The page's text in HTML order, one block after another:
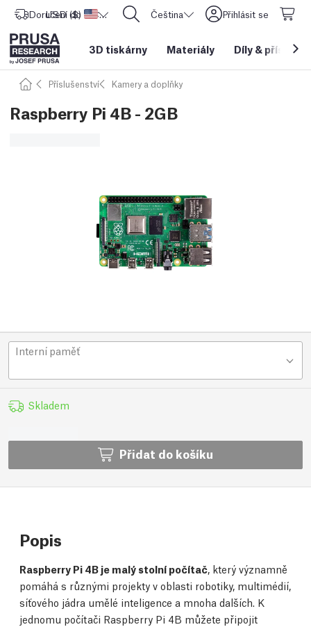
Doručení do Spojené státy americké
USD ($) CORE One L: Nyní skladem! Čeština Přihlásit se
3D tiskárny Materiály Díly &
Příslušenství Kamery a doplňky
Raspberry Pi 4B - 2GB
Interní paměť
Skladem
Přidat do košíku
Popis
Raspberry Pi 4B je malý stolní počítač, který významně
pomáhá s různými projekty v oblasti robotiky, multimédií,
síťového jádra umělé inteligence a mnoha dalších. K
jednomu počítači Raspberry Pi 4B můžete připojit